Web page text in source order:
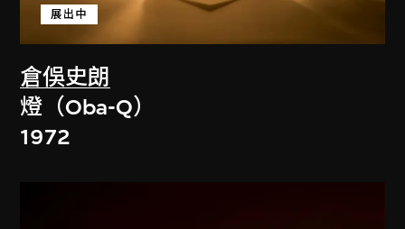
倉俁史朗
展出中
燈（Oba-Q）
1972